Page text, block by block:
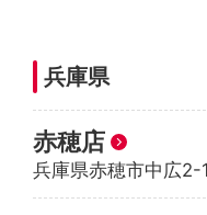
兵庫県
赤穂店
兵庫県赤穂市中広2-